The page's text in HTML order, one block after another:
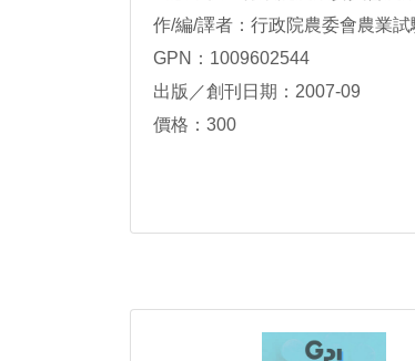
作/編/譯者：行政院農委會農業試
GPN：1009602544
出版／創刊日期：2007-09
價格：300